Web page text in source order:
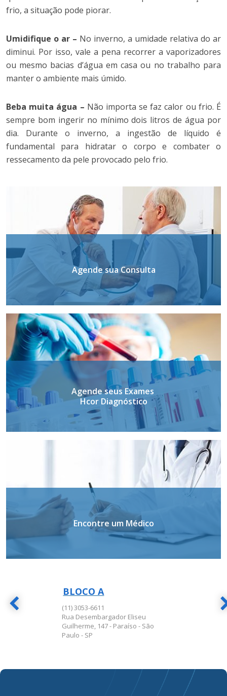
frio, a situação pode piorar.
Umidifique o ar – No inverno, a umidade relativa do ar
diminui. Por isso, vale a pena recorrer a vaporizadores
ou mesmo bacias d’água em casa ou no trabalho para
manter o ambiente mais úmido.
Beba muita água – Não importa se faz calor ou frio. É
sempre bom ingerir no mínimo dois litros de água por
dia. Durante o inverno, a ingestão de líquido é
fundamental para hidratar o corpo e combater o
ressecamento da pele provocado pelo frio.
Agende sua Consulta
Agende seus Exames
Hcor Diagnóstico
Encontre um Médico
BLOCO A
(11) 3053-6611
Rua Desembargador Eliseu
Guilherme, 147 - Paraíso - São
Paulo - SP